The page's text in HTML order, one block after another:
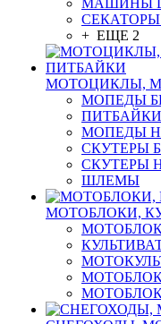
МАШИНЫ
+ ЕЩЕ 2
МОТОЦИКЛЫ,
МОПЕДЫ
МОПЕДЫ
СКУТЕРЫ
СКУТЕРЫ
ШЛЕМЫ
МОТОБЛОКИ,